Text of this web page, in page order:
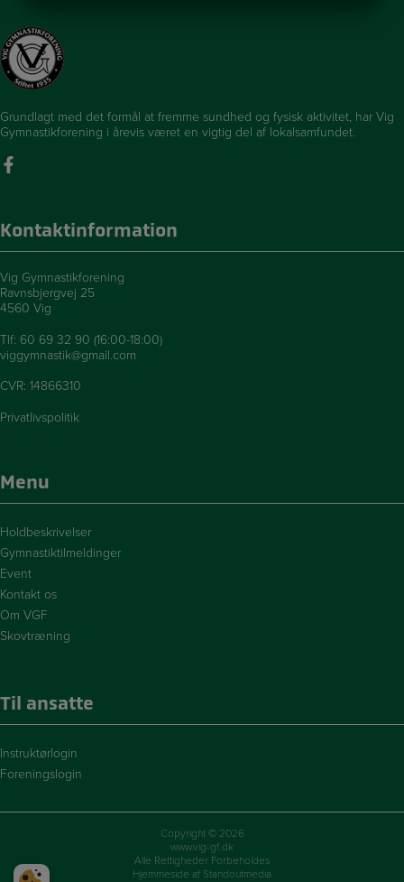
Grundlagt med det formål at fremme sundhed og fysisk aktivitet, har Vig
Gymnastikforening i årevis været en vigtig del af lokalsamfundet.
Kontaktinformation
Vig Gymnastikforening
Ravnsbjergvej 25
4560 Vig
Tlf: 60 69 32 90 (16:00-18:00)
viggymnastik@gmail.com
CVR: 14866310
Privatlivspolitik
Menu
Holdbeskrivelser
Gymnastiktilmeldinger
Event
Kontakt os
Om VGF
Skovtræning
Til ansatte
Instruktørlogin
Foreningslogin
Copyright © 2026
www.vig-gf.dk
Alle Rettigheder Forbeholdes
Hjemmeside af Standoutmedia